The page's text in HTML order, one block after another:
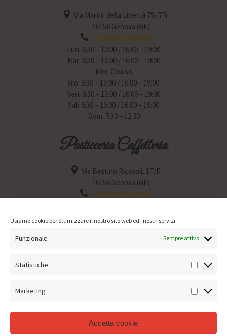
Usiamo cookie per ottimizzare il nostro sito web ed i nostri servizi.
Funzionale Sempre attivo
Statistiche
Marketing
Accetta cookie
Via Martiri della Libertà 75r/77r
16156 Genova (GE)
+39 010 0992460
Lun: 6:30 – 13:00 / 16:00 – 19:00
Mar: 6:30 – 13:00 / 16:00 – 19:00
Mer: Chiuso
Gio: 6:30 – 13:00 / 16:00 – 19:00
Ven: 6:30 – 13:00 / 16:00 – 19:00
Sab 6:30 – 13:00 / 16:00 – 19:00
Dom: 7:30 – 12:30
Pasticceria Caffetteria
Via Bettino Ricasoli, 1T/R
16156 Genova (GE)
+39 010 001 1811
Mar: 6:30 – 12:30 / 15:30 – 19:30
Termini e condizioni di vendita–Informativa sui Cookies